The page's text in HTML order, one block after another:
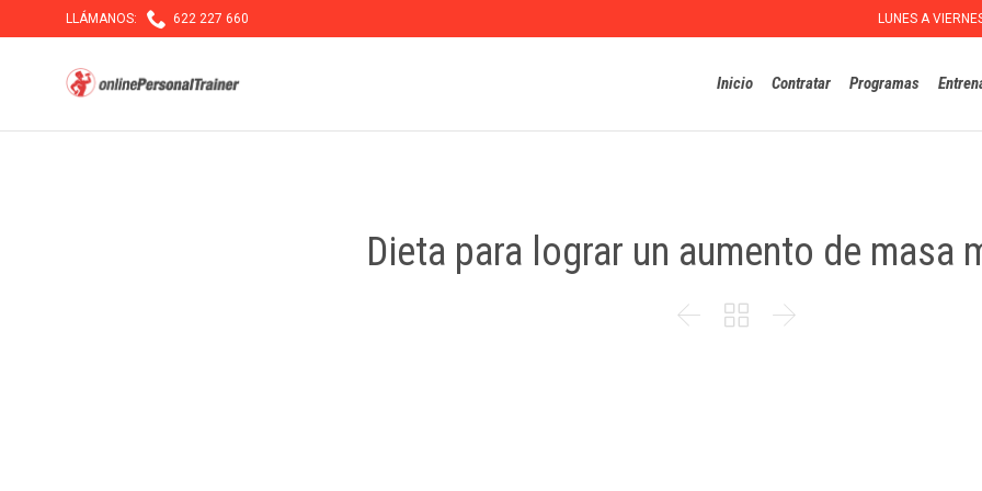
LLÁMANOS:  622 227 660 LUNES A
Inicio Contratar Programas
Dieta para lograr un aumento de masa
  